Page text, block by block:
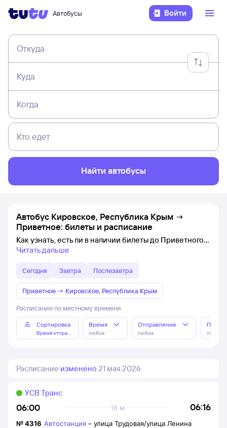
Автобусы Войти
Откуда
Куда
Когда
Кто едет
Найти автобусы
Автобус Кировское, Республика Крым →
Приветное: билеты и расписание
Как узнать, есть ли в наличии билеты до Приветного
Читать дальше
Сегодня Завтра Послезавтра
Приветное → Кировское, Республика Крым
Расписание по местному времени
Сортировка
Время отправления
Время
любое
Отправление
любое любое
Расписание изменено 21 мая 2026
06:00 06:16
16 м
УСВ Транс
№4316 Автостанция – улица Трудовая/улица Ленина